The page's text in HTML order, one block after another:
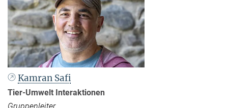
Kamran Safi
Tier-Umwelt Interaktionen